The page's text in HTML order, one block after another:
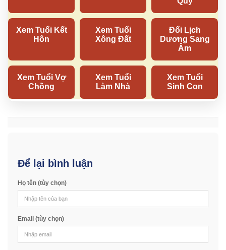
Để lại bình luận
Họ tên (tùy chọn)
Email (tùy chọn)